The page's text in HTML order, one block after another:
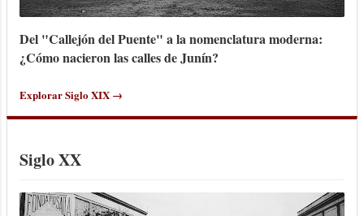
Del "Callejón del Puente" a la nomenclatura moderna:
¿Cómo nacieron las calles de Junín?
Explorar Siglo XIX →
Siglo XX